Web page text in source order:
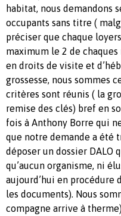
habitat, nous demandons
occupants sans titre (
préciser que chaque
maximum le 2 de
en droits de visite et
grossesse, nous sommes
critères sont réunis ( la
remise des clés) bref en
fois à Anthony Borre qui
que notre demande a été
déposer un dossier DALO
qu’aucun organisme, ni
aujourd’hui en procédure
les documents). Nous
compagne arrive à